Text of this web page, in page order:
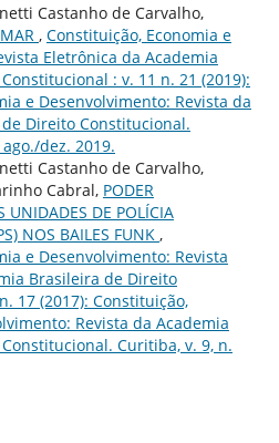
Castanho de Carvalho,
, Constituição, Economia e
Eletrônica da Academia
: v. 11 n. 21 (2019):
e Desenvolvimento: Revista da
Direito Constitucional.
dez. 2019.
Castanho de Carvalho,
Cabral, PODER
UNIDADES DE POLÍCIA
NOS BAILES FUNK ,
e Desenvolvimento: Revista
Brasileira de Direito
17 (2017): Constituição,
Revista da Academia
Curitiba, v. 9, n.